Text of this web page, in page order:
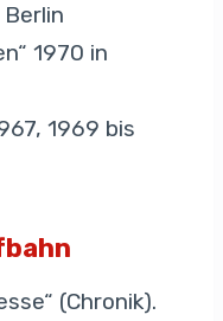
1970 in
1969 bis
(Chronik).